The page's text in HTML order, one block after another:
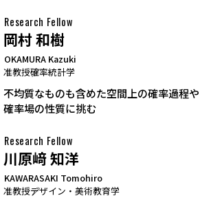
Research Fellow
岡村 和樹
OKAMURA Kazuki
准教授確率統計学
不均質なものも含めた空間上の確率過程や
確率場の性質に挑む
Research Fellow
川原﨑 知洋
KAWARASAKI Tomohiro
准教授デザイン・美術教育学